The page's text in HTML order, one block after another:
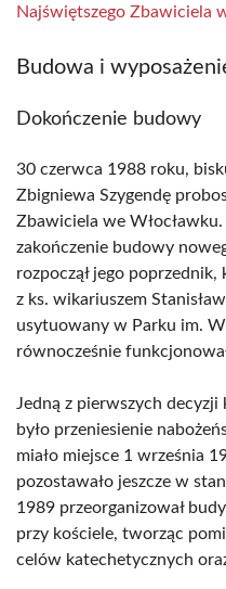
Najświętszego Zbawiciela
Budowa i
Dokończenie budowy
30 czerwca 1988 roku,
Zbigniewa Szygendę
Zbawiciela we
zakończenie budowy
rozpoczął jego poprzednik,
z ks. wikariuszem
usytuowany w Parku im.
równocześnie
Jedną z pierwszych decyzji
było przeniesienie
miało miejsce 1 września
pozostawało jeszcze w
1989 przeorganizował
przy kościele, tworząc
celów katechetycznych